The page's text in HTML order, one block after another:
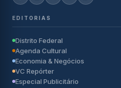
EDITORIAS
Distrito Federal
Agenda Cultural
Economia & Negócios
VC Repórter
Especial Publicitário